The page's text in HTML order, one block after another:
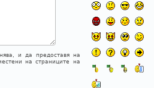
и да предоставя на
на страниците на